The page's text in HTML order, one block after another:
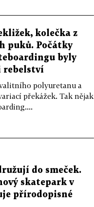
kolečka z
puků. Počátky
byly
rebelství
polyuretanu a
překážek. Tak nějak
do smeček.
skatepark v
přírodopisné